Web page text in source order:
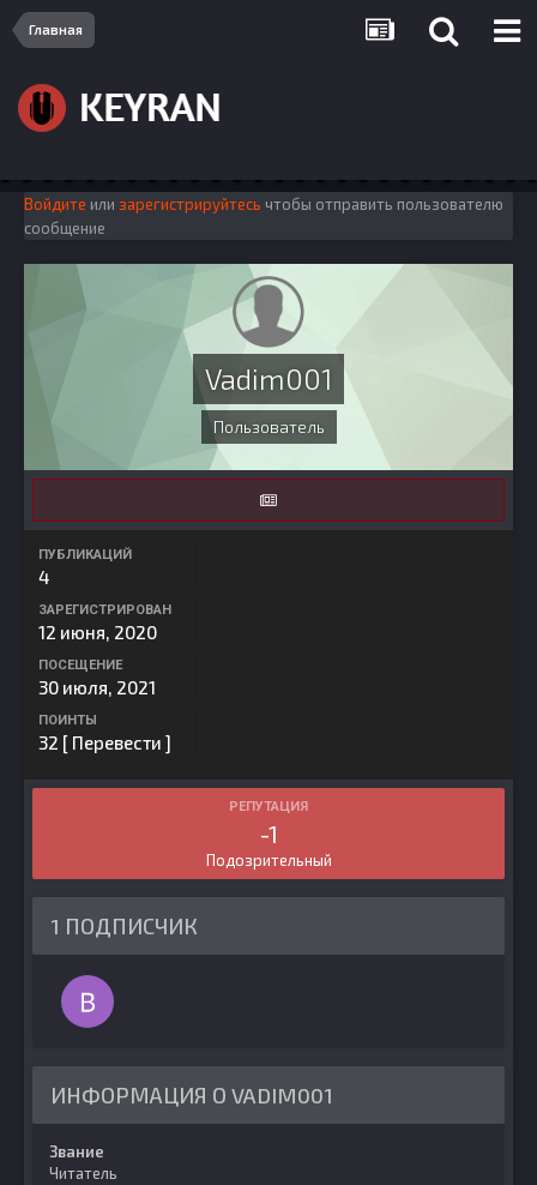
Главная
Войдите или зарегистрируйтесь чтобы отправить пользователю
сообщение
Vadim001
Пользователь
ПУБЛИКАЦИЙ
4
ЗАРЕГИСТРИРОВАН
12 июня, 2020
ПОСЕЩЕНИЕ
30 июля, 2021
ПОИНТЫ
32 [ Перевести ]
РЕПУТАЦИЯ
-1
Подозрительный
1 ПОДПИСЧИК
ИНФОРМАЦИЯ О VADIM001
Звание
Читатель